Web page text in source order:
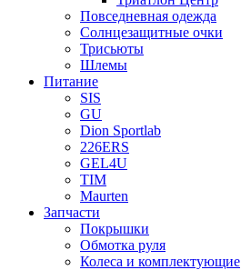
Повседневная одежда
Солнцезащитные очки
Трисьюты
Шлемы
Питание
SIS
GU
Dion Sportlab
226ERS
GEL4U
TIM
Maurten
Запчасти
Покрышки
Обмотка руля
Колеса и комплектующие